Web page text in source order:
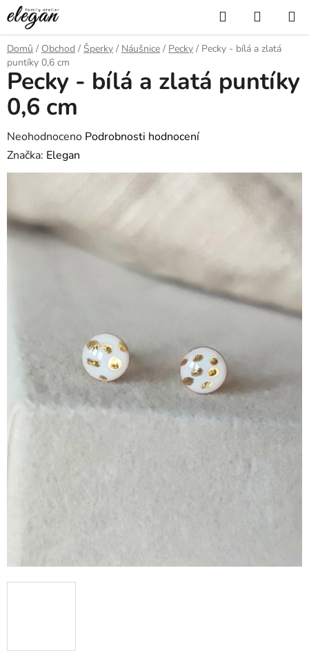
Přejít
na
obsah
Hledat
KOŠÍK
Domů / Obchod / Šperky / Náušnice / Pecky / Pecky - bílá a zlatá
puntíky 0,6 cm
Pecky - bílá a zlatá puntíky
0,6 cm
Průměrné
hodnocení
produktu
0,0
z
Neohodnoceno Podrobnosti hodnocení
Značka: Elegan